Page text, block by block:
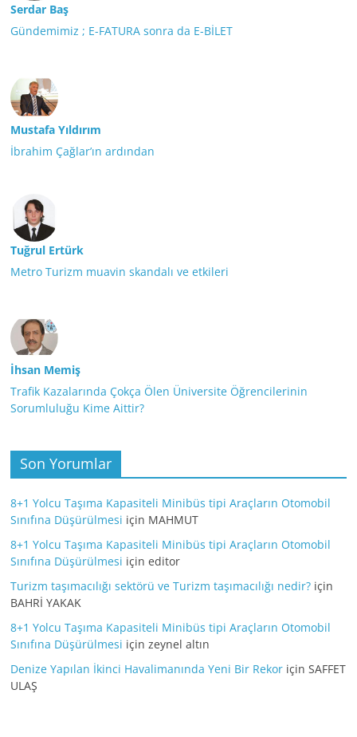
Serdar Baş
Gündemimiz ; E-FATURA sonra da E-BİLET
Mustafa Yıldırım
İbrahim Çağlar’ın ardından
Tuğrul Ertürk
Metro Turizm muavin skandalı ve etkileri
İhsan Memiş
Trafik Kazalarında Çokça Ölen Üniversite Öğrencilerinin
Sorumluluğu Kime Aittir?
Son Yorumlar
8+1 Yolcu Taşıma Kapasiteli Minibüs tipi Araçların Otomobil
Sınıfına Düşürülmesi için MAHMUT
8+1 Yolcu Taşıma Kapasiteli Minibüs tipi Araçların Otomobil
Sınıfına Düşürülmesi içineditor
Turizm taşımacılığı sektörü ve Turizm taşımacılığı nedir? için
BAHRİ YAKAK
8+1 Yolcu Taşıma Kapasiteli Minibüs tipi Araçların Otomobil
Sınıfına Düşürülmesi içinzeynel altın
Denize Yapılan İkinci Havalimanında Yeni Bir Rekor içinSAFFET
ULAŞ